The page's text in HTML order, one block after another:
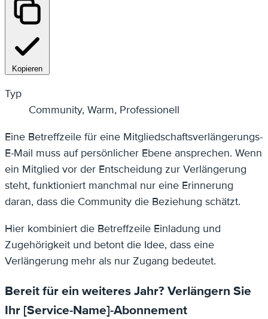
Kopieren
Typ
Community, Warm, Professionell
Eine Betreffzeile für eine Mitgliedschaftsverlängerungs-
E-Mail muss auf persönlicher Ebene ansprechen. Wenn
ein Mitglied vor der Entscheidung zur Verlängerung
steht, funktioniert manchmal nur eine Erinnerung
daran, dass die Community die Beziehung schätzt.
Hier kombiniert die Betreffzeile Einladung und
Zugehörigkeit und betont die Idee, dass eine
Verlängerung mehr als nur Zugang bedeutet.
Bereit für ein weiteres Jahr? Verlängern Sie
Ihr [Service-Name]-Abonnement